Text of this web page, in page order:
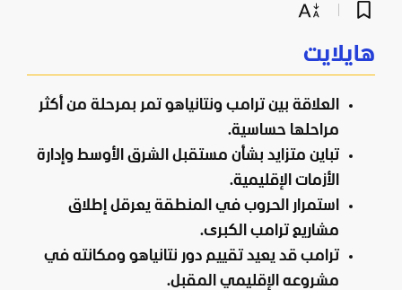
هايلايت
العلاقة بين ترامب ونتانياهو تمر بمرحلة من أكثر
مراحلها حساسية.
تباين متزايد بشأن مستقبل الشرق الأوسط وإدارة
الأزمات الإقليمية.
استمرار الحروب في المنطقة يعرقل إطلاق
مشاريع ترامب الكبرى.
ترامب قد يعيد تقييم دور نتانياهو ومكانته في
مشروعه الإقليمي المقبل.